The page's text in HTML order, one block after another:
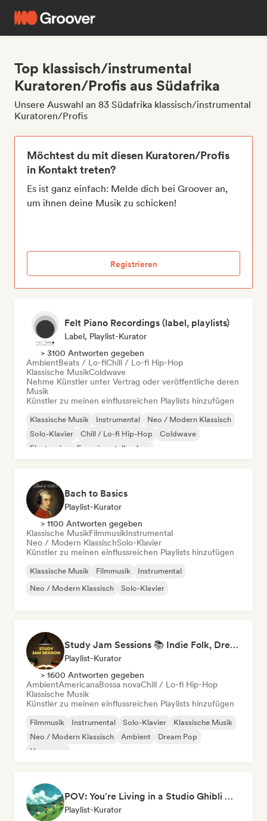
Top klassisch/instrumental
Kuratoren/Profis aus Südafrika
Unsere Auswahl an 83 Südafrika klassisch/instrumental
Kuratoren/Profis
Möchtest du mit diesen Kuratoren/Profis
in Kontakt treten?
Es ist ganz einfach: Melde dich bei Groover an,
um ihnen deine Musik zu schicken!
Registrieren
Felt Piano Recordings (label, playlists)
Label, Playlist-Kurator
> 3100 Antworten gegeben
AmbientBeats / Lo-fiChill / Lo-fi Hip-Hop
Klassische MusikColdwave
Nehme Künstler unter Vertrag oder veröffentliche deren
Musik
Künstler zu meinen einflussreichen Playlists hinzufügen
Klassische Musik Instrumental
Neo / Modern Klassisch
Solo-Klavier
Chill / Lo-fi Hip-Hop
Coldwave
Electronica
Experimenteller Jazz
Bach to Basics
Playlist-Kurator
> 1100 Antworten gegeben
Klassische MusikFilmmusikInstrumental
Neo / Modern KlassischSolo-Klavier
Künstler zu meinen einflussreichen Playlists hinzufügen
Klassische Musik Filmmusik
Instrumental
Neo / Modern Klassisch
Solo-Klavier
Study Jam Sessions 📚 Indie Folk, Dream Pop & Singer-Songwriter
Playlist-Kurator
> 1600 Antworten gegeben
AmbientAmericanaBossa novaChill / Lo-fi Hip-Hop
Klassische Musik
Künstler zu meinen einflussreichen Playlists hinzufügen
Filmmusik Instrumental Solo-Klavier
Klassische Musik
Neo / Modern Klassisch
Ambient
Dream Pop
Hyperpop
POV: You're Living in a Studio Ghibli Movie 🌱 Neo-Classical Piano & Dream Pop
Playlist-Kurator